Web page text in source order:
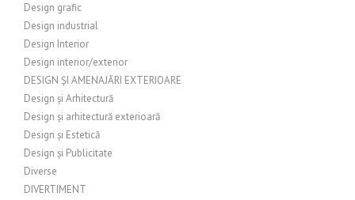
Design grafic
Design industrial
Design Interior
Design interior/exterior
DESIGN ȘI AMENAJĂRI EXTERIOARE
Design și Arhitectură
Design și arhitectură exterioară
Design și Estetică
Design și Publicitate
Diverse
DIVERTIMENT